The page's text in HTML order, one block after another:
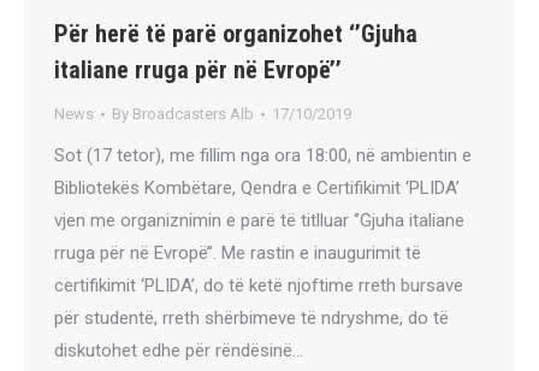
Për herë të parë organizohet ‘’Gjuha
italiane rruga për në Evropë’’
News By Broadcasters Alb 17/10/2019
Sot (17 tetor), me fillim nga ora 18:00, në ambientin e
Bibliotekës Kombëtare, Qendra e Certifikimit ‘PLIDA’
vjen me organiznimin e parë të titlluar ‘’Gjuha italiane
rruga për në Evropë’’. Me rastin e inaugurimit të
certifikimit ‘PLIDA’, do të ketë njoftime rreth bursave
për studentë, rreth shërbimeve të ndryshme, do të
diskutohet edhe për rëndësinë…